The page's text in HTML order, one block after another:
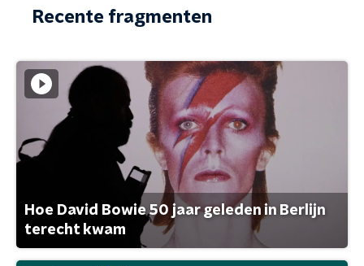
Recente fragmenten
Hoe David Bowie 50 jaar geleden in Berlijn
terecht kwam